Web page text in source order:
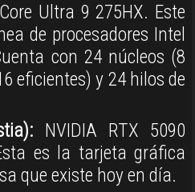
Ultra 9 275HX. Este
de procesadores Intel
con 24 núcleos (8
eficientes) y 24 hilos de
NVIDIA RTX 5090
es la tarjeta gráfica
que existe hoy en día.